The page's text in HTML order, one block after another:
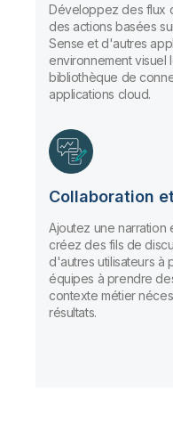
Développez des flux
des actions basées
Sense et d'autres
environnement visuel
bibliothèque de
applications cloud.
Collaboration
Ajoutez une narration
créez des fils de
d'autres utilisateurs à
équipes à prendre
contexte métier
résultats.